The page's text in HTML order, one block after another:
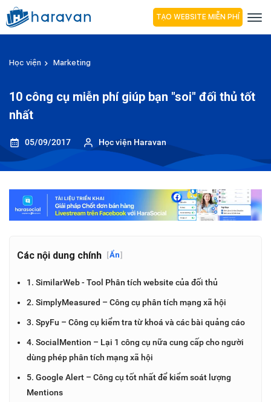
TẠO WEBSITE MIỄN PHÍ
Học viện Marketing
10 công cụ miễn phí giúp bạn "soi" đối thủ tốt
nhất
05/09/2017 Học viện Haravan
Các nội dung chính [Ẩn]
1. SimilarWeb - Tool Phân tích website của đối thủ
2. SimplyMeasured – Công cụ phân tích mạng xã hội
3. SpyFu – Công cụ kiểm tra từ khoá và các bài quảng cáo
4. SocialMention – Lại 1 công cụ nữa cung cấp cho người
dùng phép phân tích mạng xã hội
5. Google Alert – Công cụ tốt nhất để kiểm soát lượng
Mentions